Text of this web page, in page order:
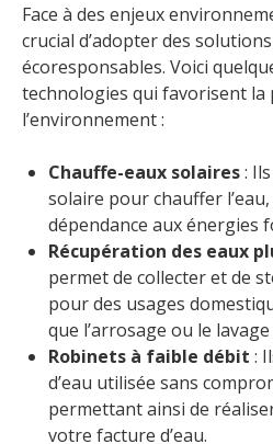
Face à des enjeux
crucial d’adopter des
écoresponsables. Voici
technologies qui favorisent la
l’environnement :
Chauffe-eaux solaires:
solaire pour chauffer
dépendance aux énergies
Récupération des eaux
permet de collecter et de
pour des usages
que l’arrosage ou le lavage
Robinets à faible débit :
d’eau utilisée sans
permettant ainsi de
votre facture d’eau.